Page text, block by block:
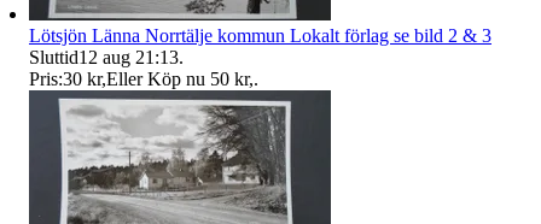
Lötsjön Länna Norrtälje kommun Lokalt förlag se bild 2 & 3
Sluttid12 aug 21:13.
Pris:30 kr,Eller Köp nu 50 kr,.